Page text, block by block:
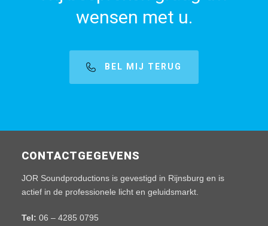
wensen met u.
BEL MIJ TERUG
CONTACTGEGEVENS
JOR Soundproductions is gevestigd in Rijnsburg en is
actief in de professionele licht en geluidsmarkt.
Tel: 06 – 4285 0795